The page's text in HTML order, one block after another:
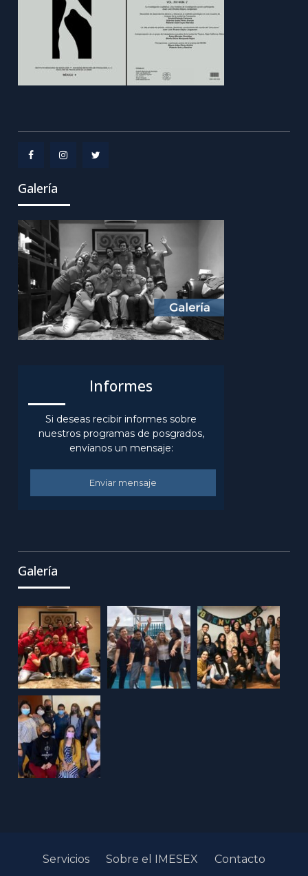
Item
Galería
Informes
Si deseas recibir informes sobre
nuestros programas de posgrados,
envíanos un mensaje:
Enviar mensaje
Galería
Servicios Sobre el IMESEX Contacto